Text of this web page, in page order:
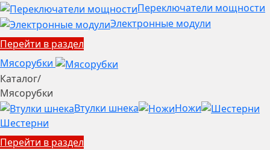
Переключатели мощности
Электронные модули
Перейти в раздел
Мясорубки
Каталог/
Мясорубки
Втулки шнека
Ножи
Шестерни
Перейти в раздел